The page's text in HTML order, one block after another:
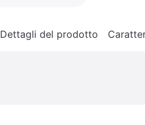
Dettagli del prodotto